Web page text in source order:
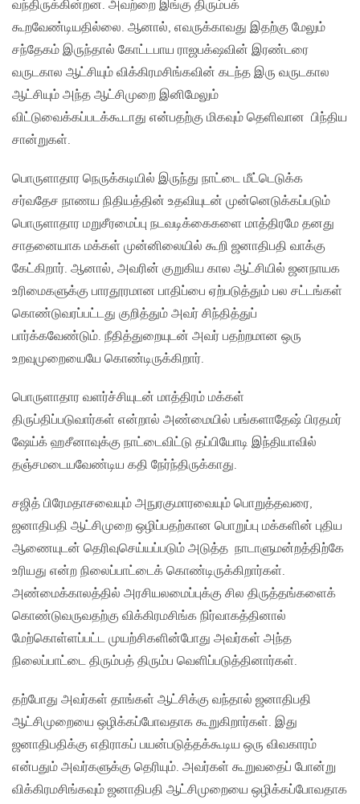
வந்திருக்கின்றன. அவற்றை இங்கு திரும்பக்
கூறவேண்டியதில்லை. ஆனால், எவருக்காவது இதற்கு மேலும்
சந்தேகம் இருந்தால் கோட்டபாய ராஜபக்‌ஷவின் இரண்டரை
வருடகால ஆட்சியும் விக்கிரமசிங்கவின் கடந்த இரு வருடகால
ஆட்சியும் அந்த ஆட்சிமுறை இனிமேலும்
விட்டுவைக்கப்படக்கூடாது என்பதற்கு மிகவும் தெளிவான பிந்திய
சான்றுகள்.
பொருளாதார நெருக்கடியில் இருந்து நாட்டை மீட்டெடுக்க
சர்வதேச நாணய நிதியத்தின் உதவியுடன் முன்னெடுக்கப்படும்
பொருளாதார மறுசீரமைப்பு நடவடிக்கைகளை மாத்திரமே தனது
சாதனையாக மக்கள் முன்னிலையில் கூறி ஜனாதிபதி வாக்கு
கேட்கிறார். ஆனால், அவரின் குறுகிய கால ஆட்சியில் ஜனநாயக
உரிமைகளுக்கு பாரதூரமான பாதிப்பை ஏற்படுத்தும் பல சட்டங்கள்
கொண்டுவரப்பட்டது குறித்தும் அவர் சிந்தித்துப்
பார்க்கவேண்டும். நீதித்துறையுடன் அவர் பதற்றமான ஒரு
உறவுமுறையையே கொண்டிருக்கிறார்.
பொருளாதார வளர்ச்சியுடன் மாத்திரம் மக்கள்
திருப்திப்படுவார்கள் என்றால் அண்மையில் பங்களாதேஷ் பிரதமர்
ஷேய்க் ஹசீனாவுக்கு நாட்டைவிட்டு தப்பியோடி இந்தியாவில்
தஞ்சமடையவேண்டிய கதி நேர்ந்திருக்காது.
சஜித் பிரேமதாசவையும் அநுரகுமாரவையும் பொறுத்தவரை,
ஜனாதிபதி ஆட்சிமுறை ஒழிப்பதற்கான பொறுப்பு மக்களின் புதிய
ஆணையுடன் தெரிவுசெய்யப்படும் அடுத்த நாடாளுமன்றத்திற்கே
உரியது என்ற நிலைப்பாட்டைக் கொண்டிருக்கிறார்கள்.
அண்மைக்காலத்தில் அரசியலமைப்புக்கு சில திருத்தங்களைக்
கொண்டுவருவதற்கு விக்கிரமசிங்க நிர்வாகத்தினால்
மேற்கொள்ளப்பட்ட முயற்சிகளின்போது அவர்கள் அந்த
நிலைப்பாட்டை திரும்பத் திரும்ப வெளிப்படுத்தினார்கள்.
தற்போது அவர்கள் தாங்கள் ஆட்சிக்கு வந்தால் ஜனாதிபதி
ஆட்சிமுறையை ஒழிக்கப்போவதாக கூறுகிறார்கள். இது
ஜனாதிபதிக்கு எதிராகப் பயன்படுத்தக்கூடிய ஒரு விவகாரம்
என்பதும் அவர்களுக்கு தெரியும். அவர்கள் கூறுவதைப் போன்று
விக்கிரமசிங்கவும் ஜனாதிபதி ஆட்சிமுறையை ஒழிக்கப்போவதாக